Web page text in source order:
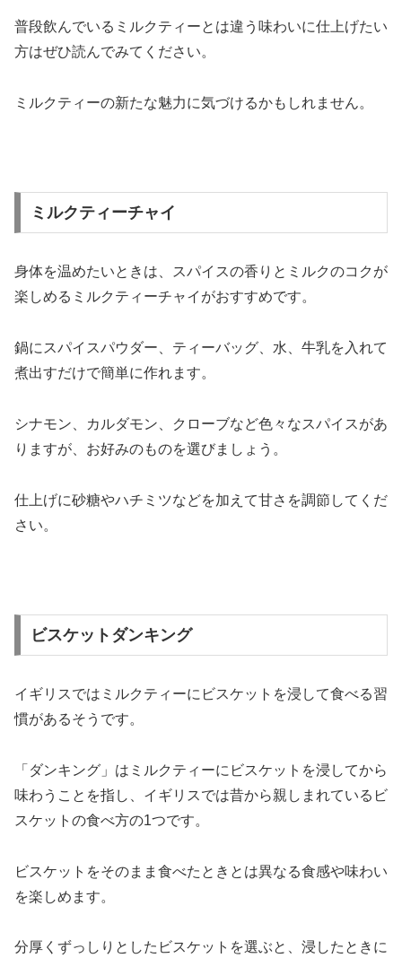
普段飲んでいるミルクティーとは違う味わいに仕上げたい
方はぜひ読んでみてください。
ミルクティーの新たな魅力に気づけるかもしれません。
ミルクティーチャイ
身体を温めたいときは、スパイスの香りとミルクのコクが
楽しめるミルクティーチャイがおすすめです。
鍋にスパイスパウダー、ティーバッグ、水、牛乳を入れて
煮出すだけで簡単に作れます。
シナモン、カルダモン、クローブなど色々なスパイスがあ
りますが、お好みのものを選びましょう。
仕上げに砂糖やハチミツなどを加えて甘さを調節してくだ
さい。
ビスケットダンキング
イギリスではミルクティーにビスケットを浸して食べる習
慣があるそうです。
「ダンキング」はミルクティーにビスケットを浸してから
味わうことを指し、イギリスでは昔から親しまれているビ
スケットの食べ方の1つです。
ビスケットをそのまま食べたときとは異なる食感や味わい
を楽しめます。
分厚くずっしりとしたビスケットを選ぶと、浸したときに